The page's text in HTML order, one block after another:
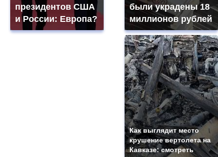
президентов США
и России: Европа?
были украдены 18
миллионов рублей
Как выглядит место
крушение вертолета на
Кавказе: смотреть